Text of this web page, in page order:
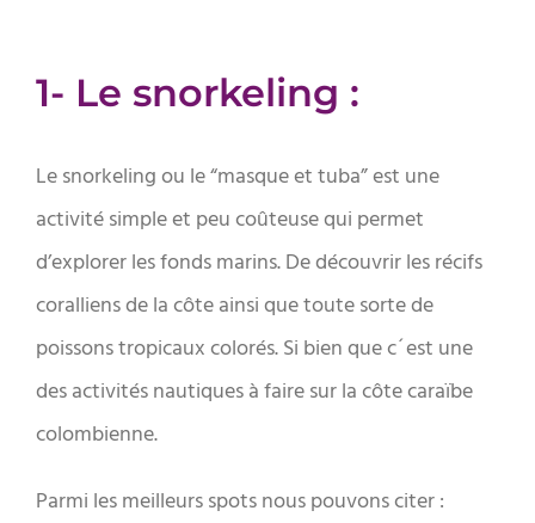
1- Le snorkeling :
Le snorkeling ou le “masque et tuba” est une
activité simple et peu coûteuse qui permet
d’explorer les fonds marins. De découvrir les récifs
coralliens de la côte ainsi que toute sorte de
poissons tropicaux colorés. Si bien que c´est une
des activités nautiques à faire sur la côte caraïbe
colombienne.
Parmi les meilleurs spots nous pouvons citer :